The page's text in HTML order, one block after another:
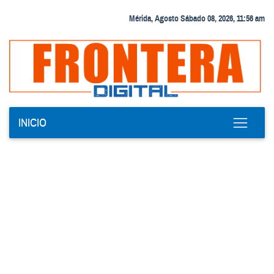
Mérida, Agosto Sábado 08, 2026, 11:56 am
INICIO